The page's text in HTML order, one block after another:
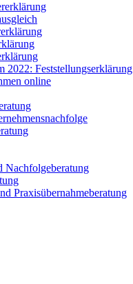
2022: Feststellungserklärung
online
Nachfolgeberatung
Praxisübernahmeberatung